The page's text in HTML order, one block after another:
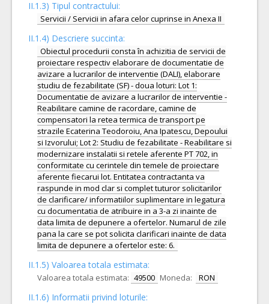
II.1.3) Tipul contractului:
Servicii / Servicii in afara celor cuprinse in Anexa II
II.1.4) Descriere succinta:
Obiectul procedurii consta în achizitia de servicii de
proiectare respectiv elaborare de documentatie de
avizare a lucrarilor de interventie (DALI), elaborare
studiu de fezabilitate (SF) - doua loturi: Lot 1:
Documentatie de avizare a lucrarilor de interventie -
Reabilitare camine de racordare, camine de
compensatori la retea termica de transport pe
strazile Ecaterina Teodoroiu, Ana Ipatescu, Depoului
si Izvorului; Lot 2: Studiu de fezabilitate - Reabilitare si
modernizare instalatii si retele aferente PT 702, in
conformitate cu cerintele din temele de proiectare
aferente fiecarui lot. Entitatea contractanta va
raspunde in mod clar si complet tuturor solicitarilor
de clarificare/ informatiilor suplimentare in legatura
cu documentatia de atribuire in a 3-a zi inainte de
data limita de depunere a ofertelor. Numarul de zile
pana la care se pot solicita clarificari inainte de data
limita de depunere a ofertelor este: 6.
II.1.5) Valoarea totala estimata:
Valoarea totala estimata: 49500 Moneda: RON
II.1.6) Informatii privind loturile: